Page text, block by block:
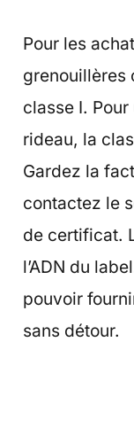
Pour les
grenouillères
classe I.
rideau, la
Gardez la
contactez le
de certificat.
l’ADN du
pouvoir
sans détour.